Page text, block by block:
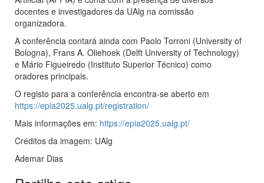
docentes e investigadores da UAlg na comissão
organizadora.
A conferência contará ainda com Paolo Torroni (University of
Bologna), Frans A. Oliehoek (Delft University of Technology)
e Mário Figueiredo (Instituto Superior Técnico) como
oradores principais.
O registo para a conferência encontra-se aberto em
https://epia2025.ualg.pt/registration/
Mais informações em: https://epia2025.ualg.pt/
Créditos da imagem: UAlg
Ademar Dias